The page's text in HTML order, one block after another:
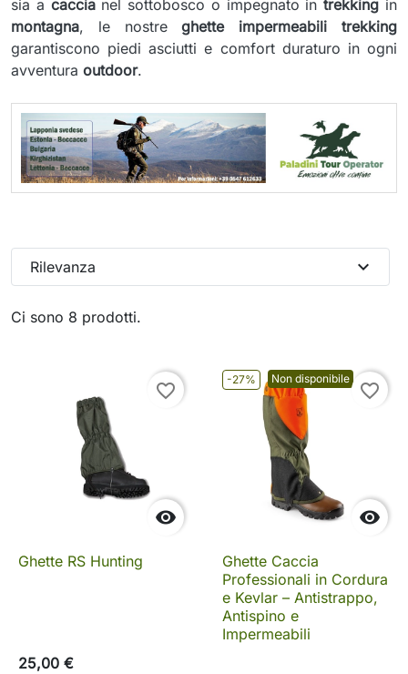
sia a caccianel sottobosco o impegnato intrekking in
montagna, le nostreghette impermeabili trekking
garantiscono piedi asciutti e comfort duraturo in ogni
avventura outdoor.
Ci sono 8 prodotti.
Rilevanza expand_more

favorite_border
Ghette RS Hunting
25,00 €
-27% Non disponibile

favorite_border
Ghette Caccia
Professionali in Cordura
e Kevlar – Antistrappo,
Antispino e
Impermeabili